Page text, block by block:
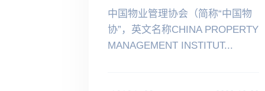
中国物业管理协会（简称“中国物
协”，英文名称CHINA PROPERTY
MANAGEMENT INSTITUT...